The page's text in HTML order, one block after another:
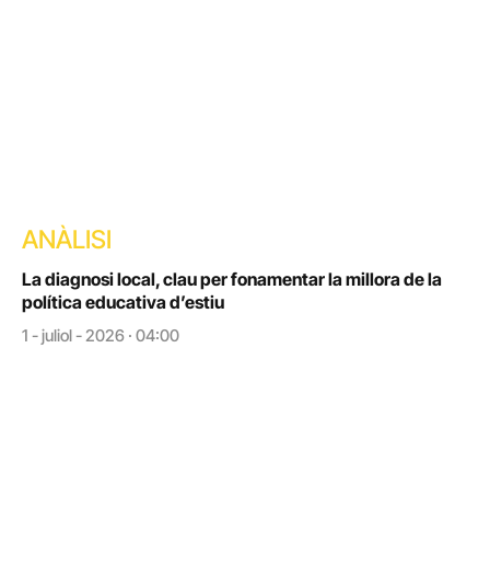
ANÀLISI
La diagnosi local, clau per fonamentar la millora de la
política educativa d’estiu
1 - juliol - 2026 · 04:00